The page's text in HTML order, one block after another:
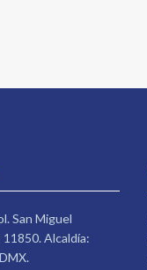
San Miguel
Alcaldía: